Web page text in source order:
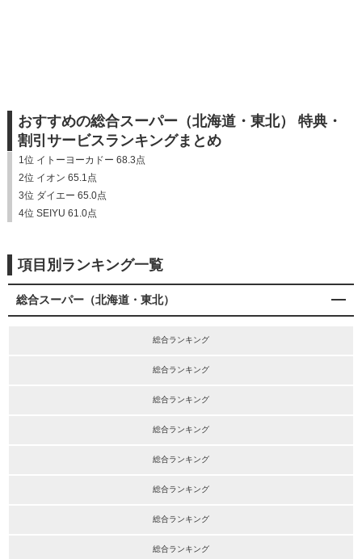
おすすめの総合スーパー（北海道・東北） 特典・
割引サービスランキングまとめ
1位 イトーヨーカドー 68.3点
2位 イオン 65.1点
3位 ダイエー 65.0点
4位 SEIYU 61.0点
項目別ランキング一覧
総合スーパー（北海道・東北）
総合ランキング
総合ランキング
総合ランキング
総合ランキング
総合ランキング
総合ランキング
総合ランキング
総合ランキング